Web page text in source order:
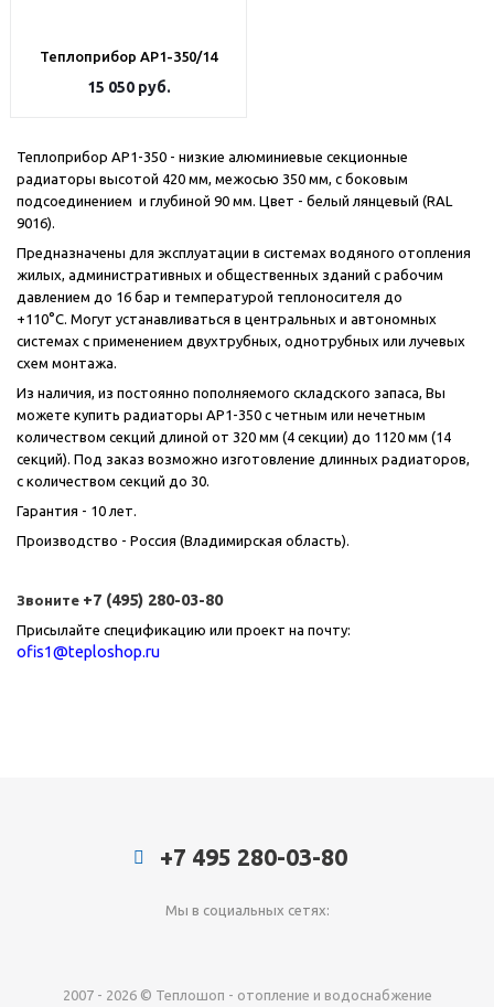
Теплоприбор АР1-350/14
15 050руб.
Теплоприбор АР1-350 - низкие алюминиевые секционные
радиаторы высотой 420 мм, межосью 350 мм, с боковым
подсоединением и глубиной 90 мм. Цвет - белый лянцевый (RAL
9016).
Предназначены для эксплуатации в системах водяного отопления
жилых, административных и общественных зданий с рабочим
давлением до 16 бар и температурой теплоносителя до
+110°С. Могут устанавливаться в центральных и автономных
системах с применением двухтрубных, однотрубных или лучевых
схем монтажа.
Из наличия, из постоянно пополняемого складского запаса, Вы
можете купить радиаторы АР1-350 с четным или нечетным
количеством секций длиной от 320 мм (4 секции) до 1120 мм (14
секций). Под заказ возможно изготовление длинных радиаторов,
с количеством секций до 30.
Гарантия - 10 лет.
Производство - Россия (Владимирская область).
Звоните +7 (495) 280-03-80
Присылайте спецификацию или проект на почту:
ofis1@teploshop.ru
+7 495 280-03-80
Мы в социальных сетях:
2007 - 2026 © Теплошоп - отопление и водоснабжение